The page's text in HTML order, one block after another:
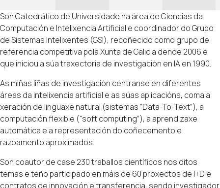
Son Catedrático de Universidade na área de Ciencias da
Computación e Intelixencia Artificial e coordinador do Grupo
de Sistemas Intelixentes (GSI)‚ recoñecido como grupo de
referencia competitiva pola Xunta de Galicia dende 2006 e
que iniciou a súa traxectoria de investigación en IA en 1990.
As miñas liñas de investigación céntranse en diferentes
áreas da intelixencia artificial e as súas aplicacións‚ coma a
xeración de linguaxe natural (sistemas “Data-To-Text”)‚ a
computación flexible (“soft computing”)‚ a aprendizaxe
automática e a representación do coñecemento e
razoamento aproximados.
Son coautor de case 230 traballos científicos nos ditos
temas e teño participado en máis de 60 proxectos de I+D e
contratos de innovación e transferencia‚ sendo investigador